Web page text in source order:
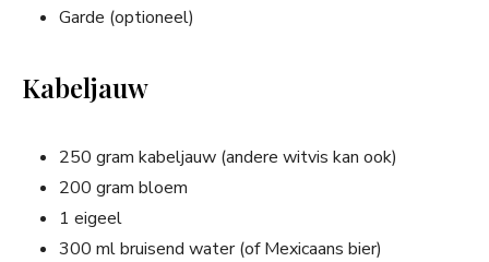
Garde (optioneel)
Kabeljauw
250 gram kabeljauw (andere witvis kan ook)
200 gram bloem
1 eigeel
300 ml bruisend water (of Mexicaans bier)